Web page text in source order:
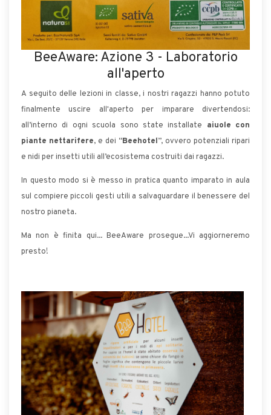
BeeAware: Azione 3 - Laboratorio
all'aperto
A seguito delle lezioni in classe, i nostri ragazzi hanno potuto
finalmente uscire all'aperto per imparare divertendosi:
all’interno di ogni scuola sono state installate aiuole con
piante nettarifere, e dei “Beehotel”, ovvero potenziali ripari
e nidi per insetti utili all’ecosistema costruiti dai ragazzi.
In questo modo si è messo in pratica quanto imparato in aula
sul compiere piccoli gesti utili a salvaguardare il benessere del
nostro pianeta.
Ma non è finita qui... BeeAware prosegue...Vi aggiorneremo
presto!